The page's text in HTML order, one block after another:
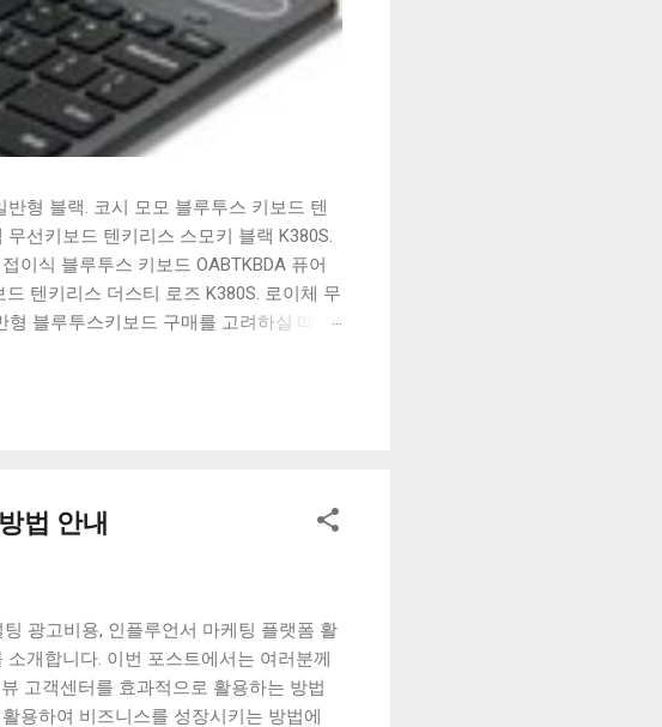
형 블랙. 코시 모모 블루투스 키보드 텐
선키보드 텐키리스 스모키 블랙 K380S.
이식 블루투스 키보드 OABTKBDA 퓨어
텐키리스 더스티 로즈 K380S. 로이체 무
형 블루투스키보드 구매를 고려하실 때, 추
법 안내
광고비용, 인플루언서 마케팅 플랫폼 활
개합니다. 이번 포스트에서는 여러분께
고객센터를 효과적으로 활용하는 방법
용하여 비즈니스를 성장시키는 방법에